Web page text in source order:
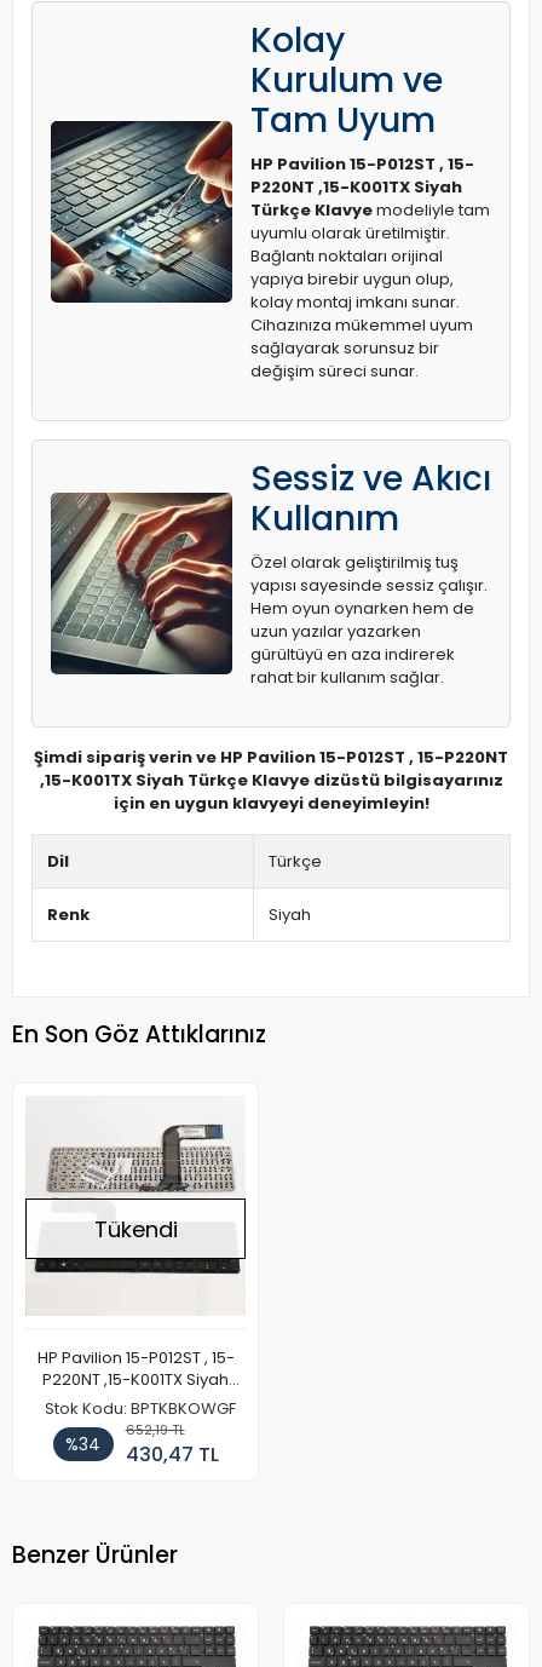
Kolay
Kurulum ve
Tam Uyum
HP Pavilion 15-P012ST , 15-
P220NT ,15-K001TX Siyah
Türkçe Klavyemodeliyle tam
uyumlu olarak üretilmiştir.
Bağlantı noktaları orijinal
yapıya birebir uygun olup,
kolay montaj imkanı sunar.
Cihazınıza mükemmel uyum
sağlayarak sorunsuz bir
değişim süreci sunar.
Sessiz ve Akıcı
Kullanım
Özel olarak geliştirilmiş tuş
yapısı sayesinde sessiz çalışır.
Hem oyun oynarken hem de
uzun yazılar yazarken
gürültüyü en aza indirerek
rahat bir kullanım sağlar.
Şimdi sipariş verin ve HP Pavilion 15-P012ST , 15-P220NT
,15-K001TX Siyah Türkçe Klavye dizüstü bilgisayarınız
için en uygun klavyeyi deneyimleyin!
Dil Türkçe
Renk Siyah
En Son Göz Attıklarınız
Tükendi
HP Pavilion 15-P012ST , 15-
P220NT ,15-K001TX Siyah
Türkçe Klavye
Stok Kodu: BPTKBKOWGF
%34
652,19 TL
430,47 TL
Benzer Ürünler